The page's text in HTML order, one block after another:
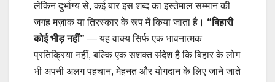
लेकिन दुर्भाग्य से, कई बार इस शब्द का इस्तेमाल सम्मान की
जगह मज़ाक या तिरस्कार के रूप में किया जाता है। “बिहारी
कोई भीड़ नहीं” — यह वाक्य सिर्फ एक भावनात्मक
प्रतिक्रिया नहीं, बल्कि एक सशक्त संदेश है कि बिहार के लोग
भी अपनी अलग पहचान, मेहनत और योगदान के लिए जाने जाते